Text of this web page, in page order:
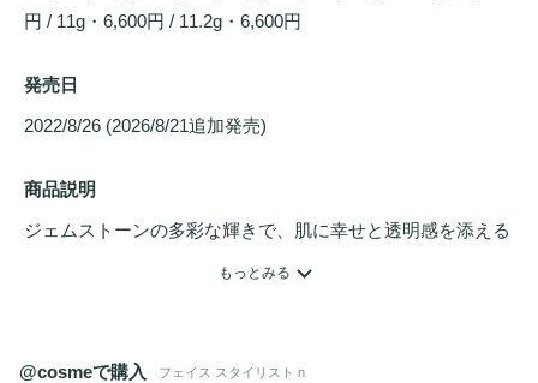
円 / 11g・6,600円 / 11.2g・6,600円
発売日
2022/8/26 (2026/8/21追加発売)
商品説明
ジェムストーンの多彩な輝きで、肌に幸せと透明感を添える
もっとみる
@cosmeで購入 フェイス スタイリスト n